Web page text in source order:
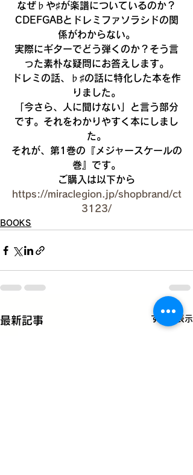
なぜ♭や♯が楽譜についているのか？
CDEFGABとドレミファソラシドの関
係がわからない。
実際にギターでどう弾くのか？そう言
った素朴な疑問にお答えします。
ドレミの話、♭♯の話に特化した本を作
りました。
「今さら、人に聞けない」と言う部分
です。それをわかりやすく本にしまし
た。
それが、第1巻の『メジャースケールの
巻』です。
ご購入は以下から
https://miraclegion.jp/shopbrand/ct
3123/
BOOKS
最新記事 すべて表示